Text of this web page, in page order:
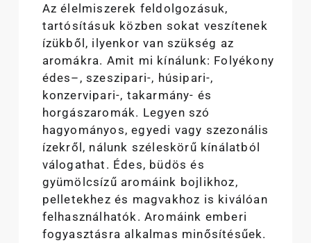
Az élelmiszerek feldolgozásuk,
tartósításuk közben sokat veszítenek
ízükből, ilyenkor van szükség az
aromákra. Amit mi kínálunk: Folyékony
édes–, szeszipari-, húsipari-,
konzervipari-, takarmány- és
horgászaromák. Legyen szó
hagyományos, egyedi vagy szezonális
ízekről, nálunk széleskörű kínálatból
válogathat. Édes, büdös és
gyümölcsízű aromáink bojlikhoz,
pelletekhez és magvakhoz is kiválóan
felhasználhatók. Aromáink emberi
fogyasztásra alkalmas minősítésűek.